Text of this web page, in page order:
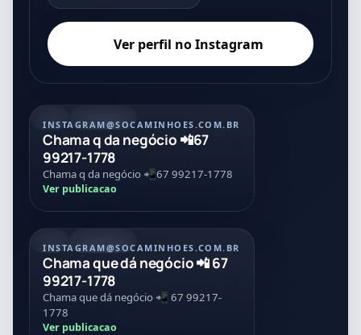
Ver perfil no Instagram
INSTAGRAM@SOCAMINHOES.COM.BR
Chama q da negócio 📲67
99217-1778
Chama q da negócio 📲67 99217-1778
Ver publicacao
INSTAGRAM@SOCAMINHOES.COM.BR
Chama que dá negócio 📲 67
99217-1778
Chama que dá negócio 📲 67 99217-
1778
Ver publicacao